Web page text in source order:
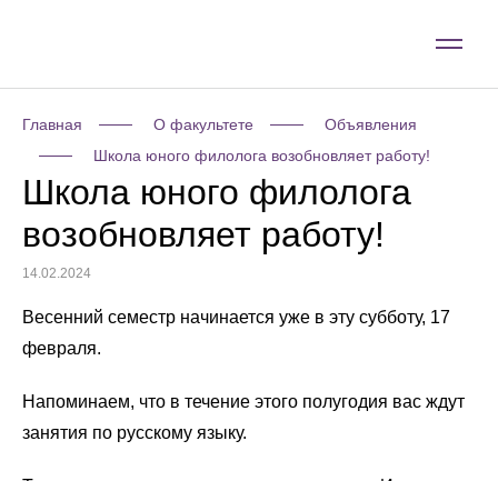
Главная О факультете
Объявления
Школа юного филолога возобновляет работу!
Школа юного филолога
возобновляет работу!
14.02.2024
Весенний семестр начинается уже в эту субботу, 17
февраля.
Напоминаем, что в течение этого полугодия вас ждут
занятия по русскому языку.